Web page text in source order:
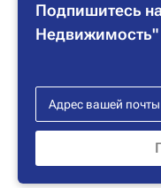
Подпишитесь
Недвижимость"